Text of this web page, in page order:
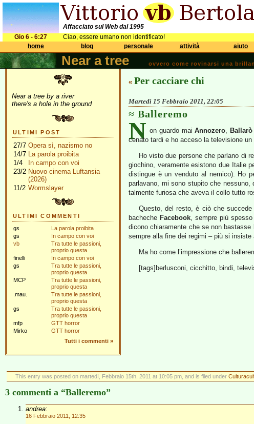
Affacciato sul Web dal 1995
Gio 6 - 6:27
Ciao, essere umano non identificato!
home
blog personale attività aiuto
Near a tree ovvero come rovinarsi una
Near a tree by a river
there's a hole in the ground
ULTIMI POST
27/7 Opera sì, nazismo no
14/7 La parola proibita
1/4
In campo con voi
23/2 Nuovo cinema Luftansia
(2026)
11/2 Wormslayer
ULTIMI COMMENTI
gs
La parola proibita
gs
In campo con voi
vb
Tra tutte le passioni,
proprio questa
finelli
In campo con voi
gs
Tra tutte le passioni,
proprio questa
MCP
Tra tutte le passioni,
proprio questa
.mau.
Tra tutte le passioni,
proprio questa
gs
Tra tutte le passioni,
proprio questa
mfp
GTT horror
Mirko
GTT horror
Tutti i commenti »
« Per cacciare chi
Martedì 15 Febbraio 2011, 22:05
Balleremo
N on guardo maiAnnozero, Ballarò
cenato tardi e ho acceso la televisione
Ho visto due persone che parlano di
giochino, veramente esistono due Italie
distingue è un venduto al nemico). Ho
parlavano, mi sono stupito che
talmente furiosa che aveva il collo tutto
Questo, del resto, è ciò che
bacheche Facebook, sempre più
dicono chiaramente che se non
sempre alla fine dei regimi – più si
Ma ho come l’impressione che
[tags]berlusconi, cicchitto, bindi,
This entry was posted on martedì, Febbraio 15th, 2011 at 10:05 pm, and is filed under
3 commenti a “Balleremo”
andrea:
16 Febbraio 2011, 12:35